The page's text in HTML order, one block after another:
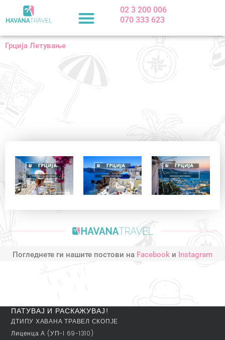
to
02 3 200 006
070 333 623
Грција Летување
Погледнете ги нашите постови на Facebook и Instagram
ПАТУВАЈ И РАСКАЖУВАЈ!
ДТИПУ ХАВАНА ТРАВЕЛ СКОПЈЕ
Лиценца А (УП-I 69-1310)